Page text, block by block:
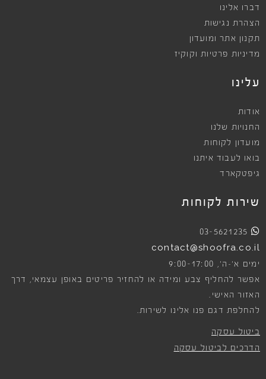
דברו אלינו
הצהרת נגישות
תקנון אתר ומועדון
מדיניות פרטיות וקוקיז
עלינו
אודות
החנויות שלנו
מועדון לקוחות
בואו לעבוד איתנו
גיפטקארד
שירות לקוחות
03-5621235
contact@shoofra.co.il
ימים א׳-ה׳, 9:00-17:00
אפשר להחליף צבע ומידה או להחזיר פריטים באופן עצמאי, דרך
האזור האישי.
להחלפת דגם פנו אלינו לשירות.
ביטול עסקה
הדרכים לביטול עסקה